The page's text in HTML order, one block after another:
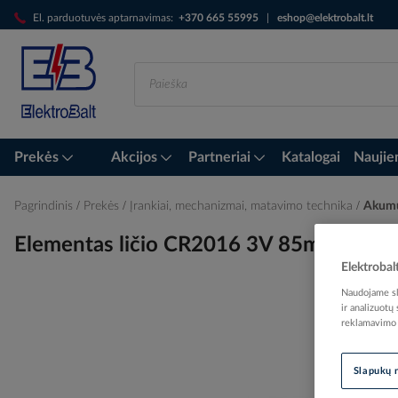
El. parduotuvės aptarnavimas: +370 665 55995 eshop@elektrobalt.lt
Skip
to
Content
Prekės Akcijos Partneriai Katalogai
Pagrindinis Prekės Įrankiai, mechanizmai, matavimo technika
Elementas ličio CR2016 3V 85mAh
Naudojame
ir analizuotų
reklamavimo
Slapukų